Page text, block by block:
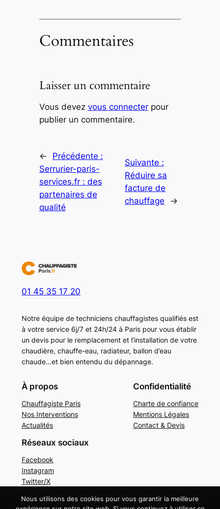
Commentaires
Laisser un commentaire
Vous devez vous connecterpour
publier un commentaire.
←
Précédente :
Serrurier-paris-
services.fr : des
partenaires de
qualité
Suivante :
Réduire sa
facture de
chauffage
→
01 45 35 17 20
Notre équipe de techniciens chauffagistes qualifiés est
à votre service 6j/7 et 24h/24 à Paris pour vous établir
un devis pour le remplacement et l’installation de votre
chaudière, chauffe-eau, radiateur, ballon d’eau
chaude…et bien entendu du dépannage.
À propos
Chauffagiste Paris
Nos Interventions
Actualités
Confidentialité
Charte de confiance
Mentions Légales
Contact & Devis
Réseaux sociaux
Facebook
Instagram
Twitter/X
Copyright © 2024. Tous droits réservés.Mentions
Nous utilisons des cookies pour vous garantir la meilleure